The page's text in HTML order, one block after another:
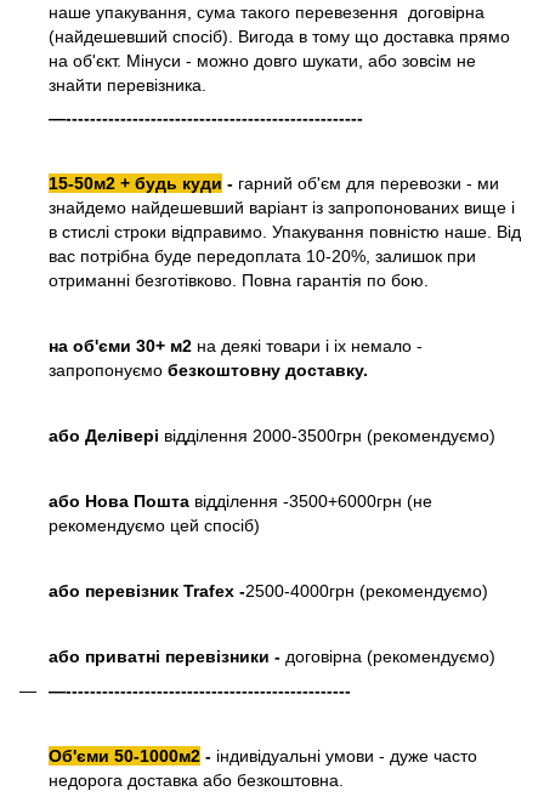
наше упакування, сума такого перевезення договірна
(найдешевший спосіб). Вигода в тому що доставка прямо
на об'єкт. Мінуси - можно довго шукати, або зовсім не
знайти перевізника.
—-------------------------------------------------
15-50м2 + будь куди - гарний об'єм для перевозки - ми
знайдемо найдешевший варіант із запропонованих вище і
в стислі строки відправимо. Упакування повністю наше. Від
вас потрібна буде передоплата 10-20%, залишок при
отриманні безготівково. Повна гарантія по бою.
на об'єми 30+ м2 на деякі товари і іх немало -
запропонуємо безкоштовну доставку.
або Делівері відділення 2000-3500грн (рекомендуємо)
або Нова Пошта відділення -3500+6000грн (не
рекомендуємо цей спосіб)
або перевізник Trafex -2500-4000грн (рекомендуємо)
або приватні перевізники - договірна (рекомендуємо)
—-----------------------------------------------
Об'єми 50-1000м2 - індивідуальні умови - дуже часто
недорога доставка або безкоштовна.